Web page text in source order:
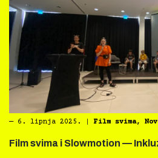
― 6. lipnja 2025. Film svima,
Film svima i Slowmotion —